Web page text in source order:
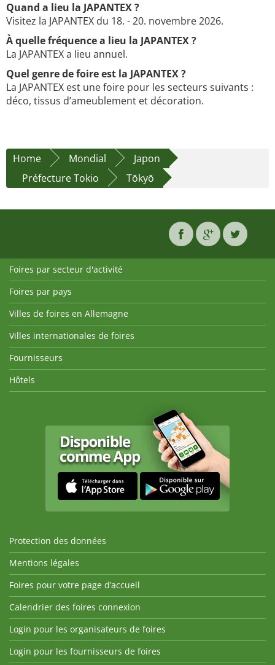
Quand a lieu la JAPANTEX ?
Visitez la JAPANTEX du 18. - 20. novembre 2026.
À quelle fréquence a lieu la JAPANTEX ?
La JAPANTEX a lieu annuel.
Quel genre de foire est la JAPANTEX ?
La JAPANTEX est une foire pour les secteurs suivants :
déco, tissus d’ameublement et décoration.
Home Mondial
Japon
Préfecture Tokio
Tōkyō
Foires par secteur d'activité
Foires par pays
Villes de foires en Allemagne
Villes internationales de foires
Fournisseurs
Hôtels
Protection des données
Mentions légales
Foires pour votre page d’accueil
Calendrier des foires connexion
Login pour les organisateurs de foires
Login pour les fournisseurs de foires